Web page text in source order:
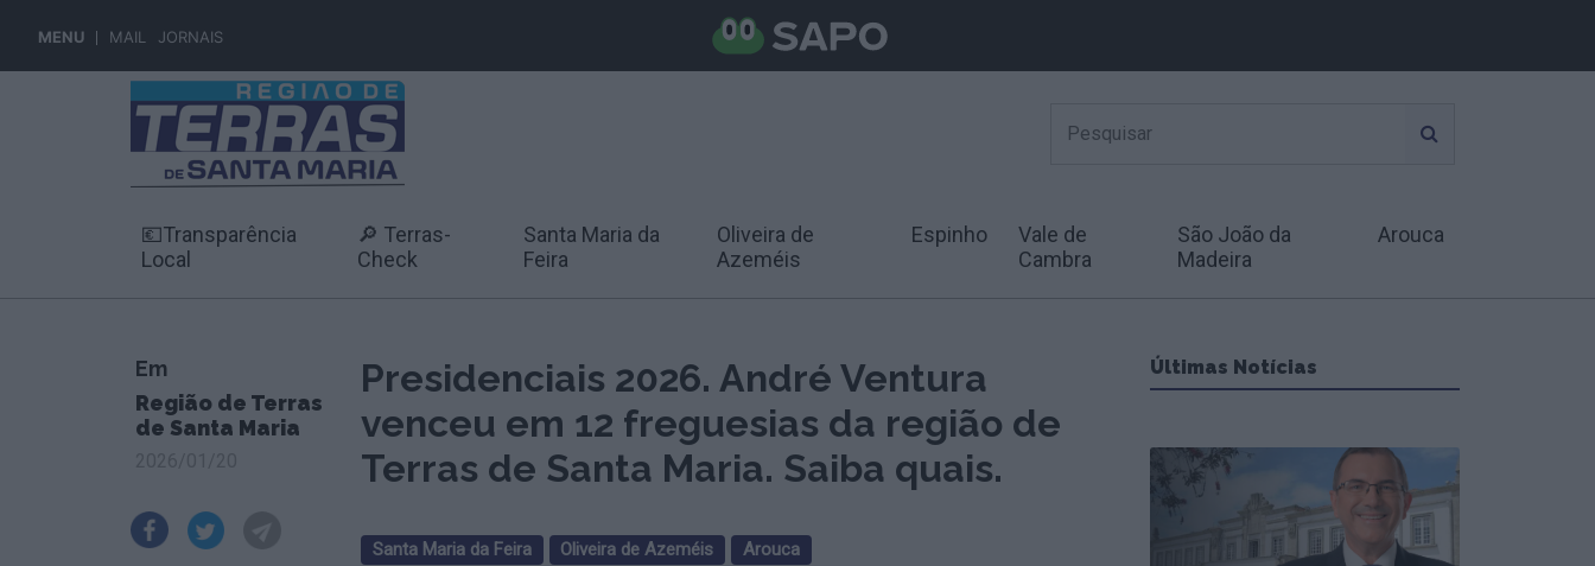
MENU MAIL JORNAIS
💶Transparência
Local
🔎 Terras-
Check
Santa Maria da
Feira
Oliveira de
Azeméis
Espinho
Vale de
Cambra
São João da
Madeira
Arouca
Em
Região de Terras
de Santa Maria
Presidenciais 2026. André Ventura
venceu em 12 freguesias da região de
Terras de Santa Maria. Saiba quais.
Santa Maria da Feira Oliveira de Azeméis Arouca
Últimas Notícias